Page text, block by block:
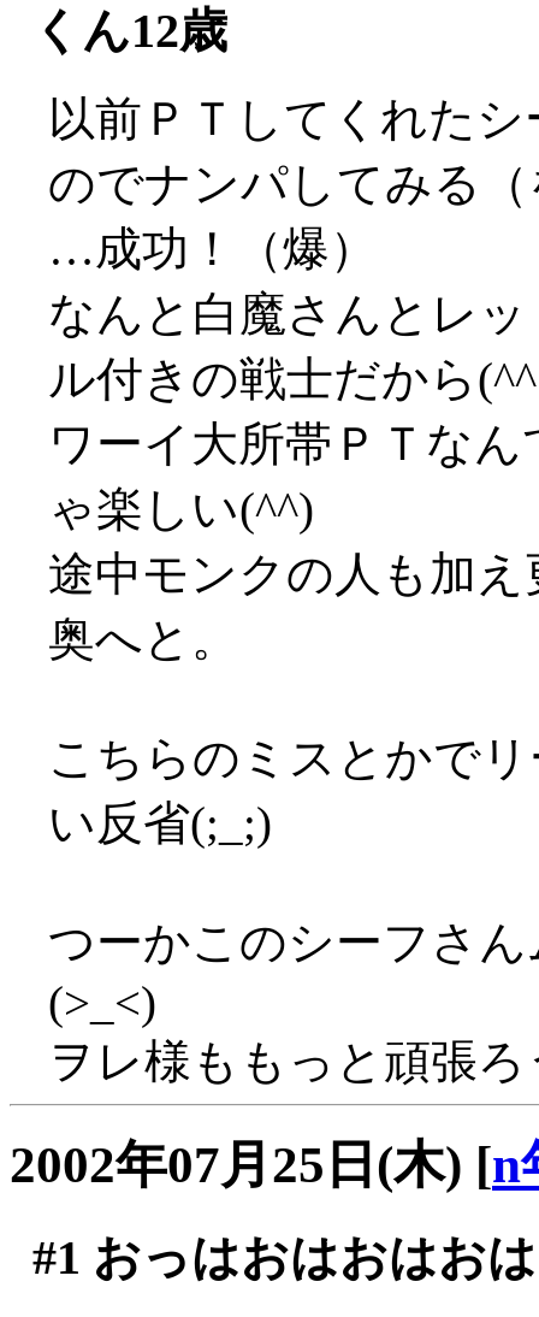
くん12歳
以前ＰＴしてくれた
のでナンパしてみる（
…成功！（爆）
なんと白魔さんとレ
ル付きの戦士だから
ワーイ大所帯ＰＴな
ゃ楽しい(^^)
途中モンクの人も加
奥へと。
こちらのミスとかで
い反省(;_;)
つーかこのシーフさ
(>_<)
ヲレ様ももっと頑張
2002年07月25日(木) [n
#1 おっはおはおはおは